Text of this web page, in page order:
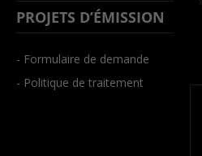
PROJETS D’ÉMISSION
- Formulaire de demande
- Politique de traitement